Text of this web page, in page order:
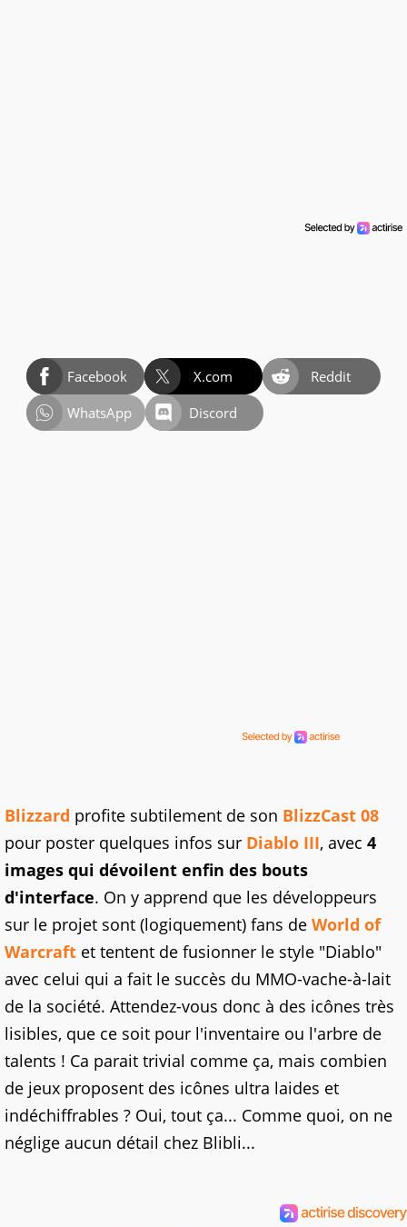
Facebook X.com
Reddit
WhatsApp
Discord
Blizzard profite subtilement de son BlizzCast 08
pour poster quelques infos sur Diablo III, avec 4
images qui dévoilent enfin des bouts
d'interface. On y apprend que les développeurs
sur le projet sont (logiquement) fans de World of
Warcraft et tentent de fusionner le style "Diablo"
avec celui qui a fait le succès du MMO-vache-à-lait
de la société. Attendez-vous donc à des icônes très
lisibles, que ce soit pour l'inventaire ou l'arbre de
talents ! Ca parait trivial comme ça, mais combien
de jeux proposent des icônes ultra laides et
indéchiffrables ? Oui, tout ça... Comme quoi, on ne
néglige aucun détail chez Blibli...